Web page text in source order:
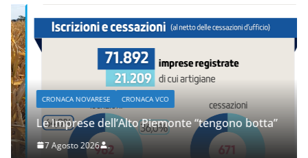
CRONACA NOVARESE CRONACA VCO
Le Imprese dell’Alto Piemonte “tengono botta”
7 Agosto 2026 .